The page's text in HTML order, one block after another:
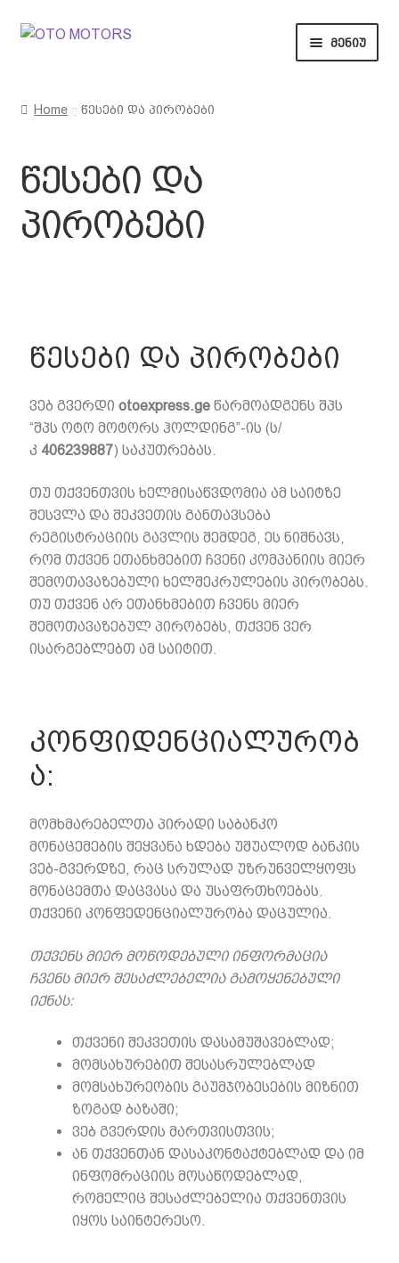
მენიუ
საჩუქრები
წესები და პირობები
Home წესები და პირობები
წესები და
პირობები
წესები და პირობები
ვებ გვერდი otoexpress.geწარმოადგენს შპს
“შპს ოტო მოტორს ჰოლდინგ”-ის (ს/
კ 406239887) საკუთრებას.
თუ თქვენთვის ხელმისაწვდომია ამ საიტზე
შესვლა და შეკვეთის განთავსება
რეგისტრაციის გავლის შემდეგ, ეს ნიშნავს,
რომ თქვენ ეთანხმებით ჩვენი კომპანიის მიერ
შემოთავაზებული ხელშეკრულების პირობებს.
თუ თქვენ არ ეთანხმებით ჩვენს მიერ
შემოთავაზებულ პირობებს, თქვენ ვერ
ისარგებლებთ ამ საიტით.
კონფიდენციალურობ
ა:
მომხმარებელთა პირადი საბანკო
მონაცემების შეყვანა ხდება უშუალოდ ბანკის
ვებ-გვერდზე, რაც სრულად უზრუნველყოფს
მონაცემთა დაცვასა და უსაფრთხოებას.
თქვენი კონფედენციალურობა დაცულია.
თქვენს მიერ მოწოდებული ინფორმაცია
ჩვენს მიერ შესაძლებელია გამოყენებული
იქნას:
თქვენი შეკვეთის დასამუშავებლად;
მომსახურებით შესასრულებლად
მომსახურეობის გაუმჯობესების მიზნით
ზოგად ბაზაში;
ვებ გვერდის მართვისთვის;
ან თქვენთან დასაკონტაქტებლად და იმ
ინფომრაციის მოსაწოდებლად,
რომელიც შესაძლებელია თქვენთვის
იყოს საინტერესო.